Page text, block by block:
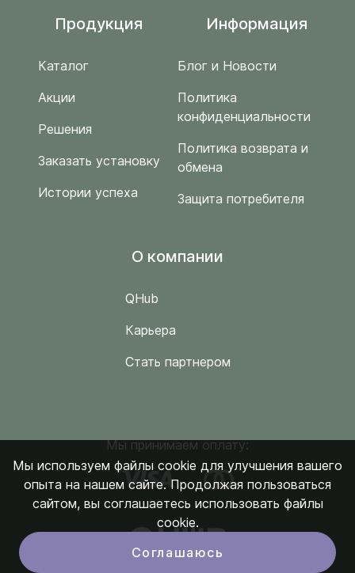
Продукция
Каталог
Акции
Решения
Заказать установку
Истории успеха
Информация
Блог и Новости
Политика
конфиденциальности
Политика возврата и
обмена
Защита потребителя
O компании
QHub
Карьера
Стать партнером
Мы принимаем оплату:
Мы используем файлы cookie для улучшения вашего
опыта на нашем сайте. Продолжая пользоваться
сайтом, вы соглашаетесь использовать файлы
cookie.
Соглашаюсь